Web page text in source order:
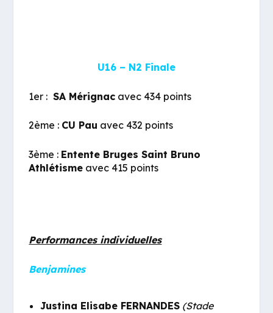
U16 – N2 Finale
1er : SA Mérignac avec 434 points
2ème : CU Pau avec 432 points
3ème : Entente Bruges Saint Bruno
Athlétisme avec 415 points
Performances individuelles
Benjamines
Justina Elisabe FERNANDES (Stade